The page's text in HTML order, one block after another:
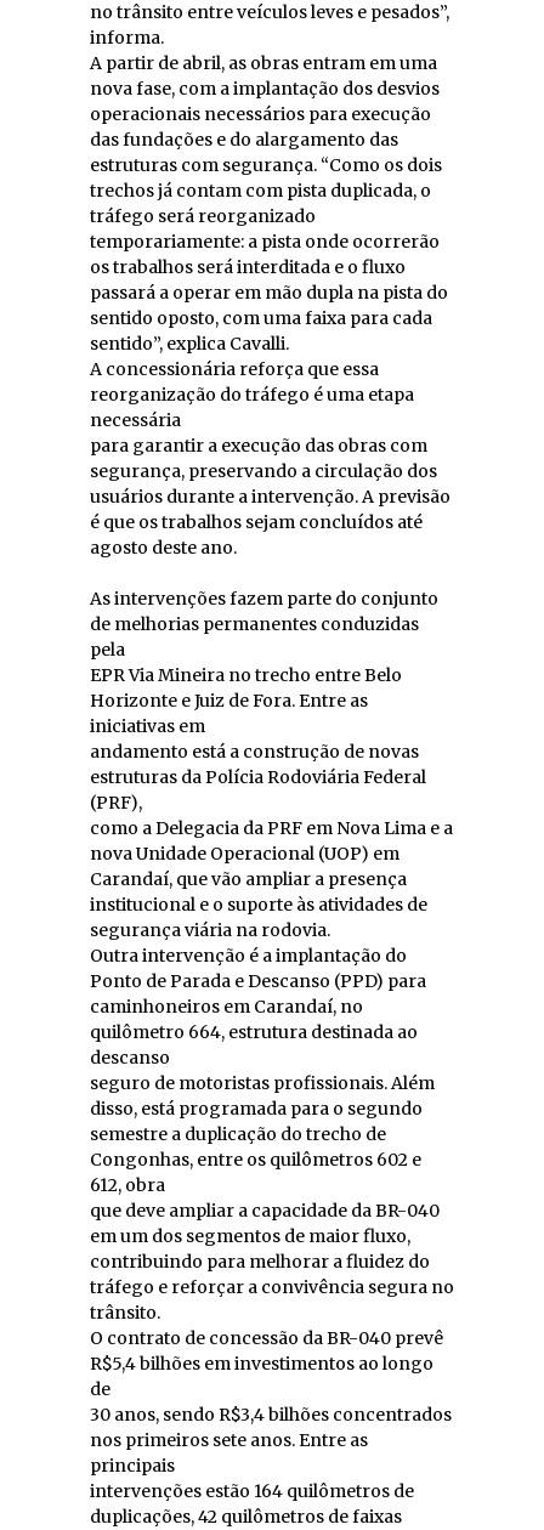
no trânsito entre veículos leves e pesados”,
informa.
A partir de abril, as obras entram em uma
nova fase, com a implantação dos desvios
operacionais necessários para execução
das fundações e do alargamento das
estruturas com segurança. “Como os dois
trechos já contam com pista duplicada, o
tráfego será reorganizado
temporariamente: a pista onde ocorrerão
os trabalhos será interditada e o fluxo
passará a operar em mão dupla na pista do
sentido oposto, com uma faixa para cada
sentido”, explica Cavalli.
A concessionária reforça que essa
reorganização do tráfego é uma etapa
necessária
para garantir a execução das obras com
segurança, preservando a circulação dos
usuários durante a intervenção. A previsão
é que os trabalhos sejam concluídos até
agosto deste ano.
As intervenções fazem parte do conjunto
de melhorias permanentes conduzidas
pela
EPR Via Mineira no trecho entre Belo
Horizonte e Juiz de Fora. Entre as
iniciativas em
andamento está a construção de novas
estruturas da Polícia Rodoviária Federal
(PRF),
como a Delegacia da PRF em Nova Lima e a
nova Unidade Operacional (UOP) em
Carandaí, que vão ampliar a presença
institucional e o suporte às atividades de
segurança viária na rodovia.
Outra intervenção é a implantação do
Ponto de Parada e Descanso (PPD) para
caminhoneiros em Carandaí, no
quilômetro 664, estrutura destinada ao
descanso
seguro de motoristas profissionais. Além
disso, está programada para o segundo
semestre a duplicação do trecho de
Congonhas, entre os quilômetros 602 e
612, obra
que deve ampliar a capacidade da BR-040
em um dos segmentos de maior fluxo,
contribuindo para melhorar a fluidez do
tráfego e reforçar a convivência segura no
trânsito.
O contrato de concessão da BR-040 prevê
R$5,4 bilhões em investimentos ao longo
de
30 anos, sendo R$3,4 bilhões concentrados
nos primeiros sete anos. Entre as
principais
intervenções estão 164 quilômetros de
duplicações, 42 quilômetros de faixas